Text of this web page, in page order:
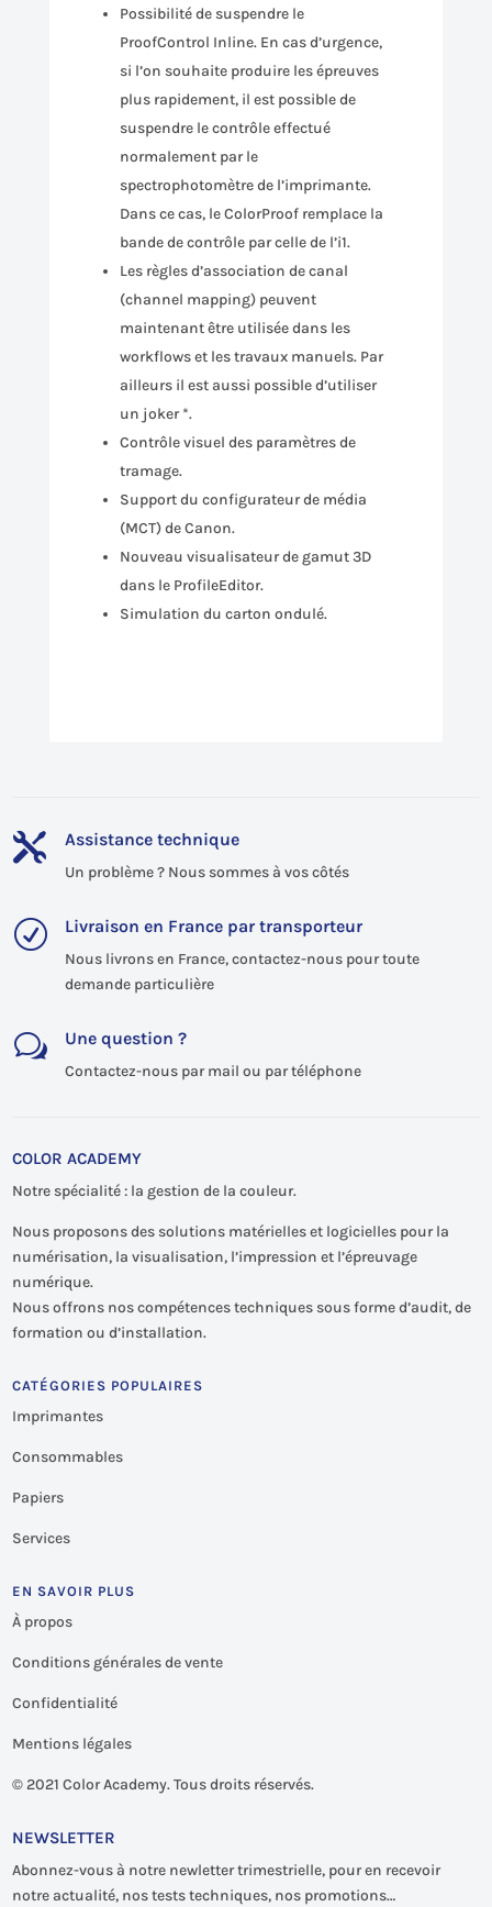
Possibilité de suspendre le
ProofControl Inline. En cas d’urgence,
si l’on souhaite produire les épreuves
plus rapidement, il est possible de
suspendre le contrôle effectué
normalement par le
spectrophotomètre de l’imprimante.
Dans ce cas, le ColorProof remplace la
bande de contrôle par celle de l’i1.
Les règles d’association de canal
(channel mapping) peuvent
maintenant être utilisée dans les
workflows et les travaux manuels. Par
ailleurs il est aussi possible d’utiliser
un joker *.
Contrôle visuel des paramètres de
tramage.
Support du configurateur de média
(MCT) de Canon.
Nouveau visualisateur de gamut 3D
dans le ProfileEditor.
Simulation du carton ondulé.
 Assistance technique
Un problème ? Nous sommes à vos côtés
R Livraison en France par transporteur
Nous livrons en France, contactez-nous pour toute
demande particulière
w Une question ?
Contactez-nous par mail ou par téléphone
COLOR ACADEMY
Notre spécialité : la gestion de la couleur.
Nous proposons des solutions matérielles et logicielles pour la
numérisation, la visualisation, l’impression et l’épreuvage
numérique.
Nous offrons nos compétences techniques sous forme d’audit, de
formation ou d’installation.
CATÉGORIES POPULAIRES
Imprimantes
Consommables
Papiers
Services
EN SAVOIR PLUS
À propos
Conditions générales de vente
Confidentialité
Mentions légales
© 2021 Color Academy. Tous droits réservés.
NEWSLETTER
Abonnez-vous à notre newletter trimestrielle, pour en recevoir
notre actualité, nos tests techniques, nos promotions…